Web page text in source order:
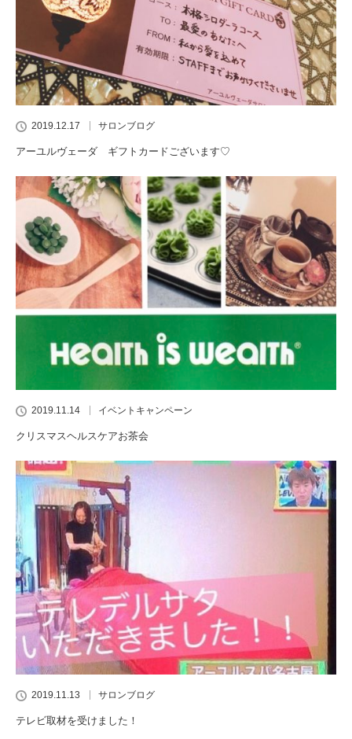
2019.12.17 サロンブログ
アーユルヴェーダ ギフトカードございます♡
2019.11.14 イベントキャンペーン
クリスマスヘルスケアお茶会
2019.11.13 サロンブログ
テレビ取材を受けました！